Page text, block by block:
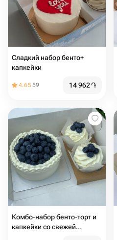
Сладкий набор бенто+
капкейки
4.6559 14 962֏
Комбо-набор бенто-торт и
капкейки со свежей